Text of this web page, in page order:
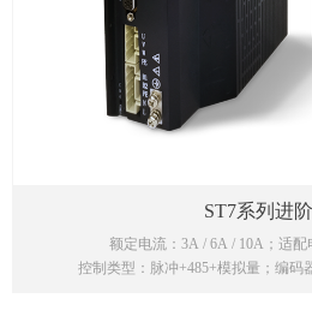
ST7系列进
额定电流：3A / 6A / 10A；适配
控制类型：脉冲+485+模拟量；编码